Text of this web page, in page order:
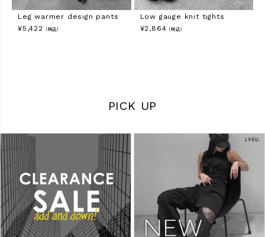
Leg warmer design pants
¥5,422 （税込）
Low gauge knit tights
¥2,864 （税込）
PICK UP